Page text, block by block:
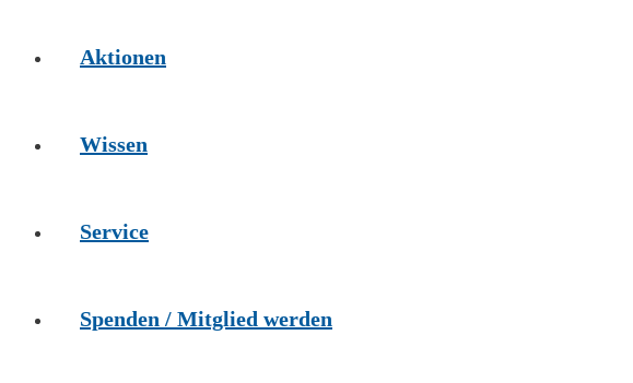
Aktionen
Wissen
Service
Spenden / Mitglied werden